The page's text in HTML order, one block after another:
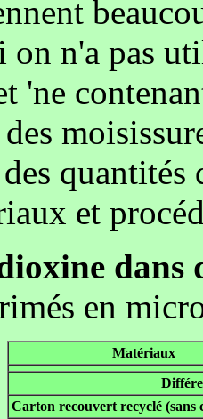
on n'a pas
'ne
et
en
Matériaux
Carton recouvert recyclé (sans